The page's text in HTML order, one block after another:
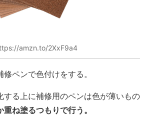
amzn.to/2XxF9a4
ペンで色付けをする。
する上に補修用のペンは色が薄いもの
重ね塗るつもりで行う。